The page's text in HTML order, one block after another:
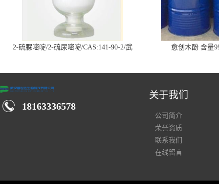
2-硫脲嘧啶/2-硫尿嘧啶/CAS:141-90-2/武
愈创木酚 含量
18163336578
关于我们
公司简介
荣誉资质
联系我们
在线留言